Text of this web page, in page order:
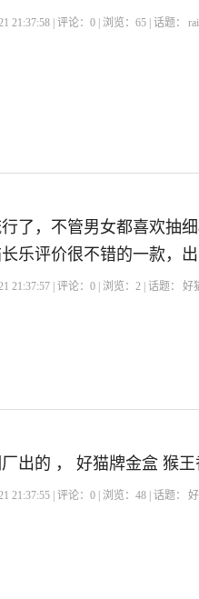
21:37:58 | 评论：0 | 浏览：65 | 话题：
了，不管男女都喜欢抽
乐评价很不错的一款，
21:37:57 | 评论：0 | 浏览：2 | 话题： 好
出的 ， 好猫牌金盒 猴王
21:37:55 | 评论：0 | 浏览：48 | 话题：